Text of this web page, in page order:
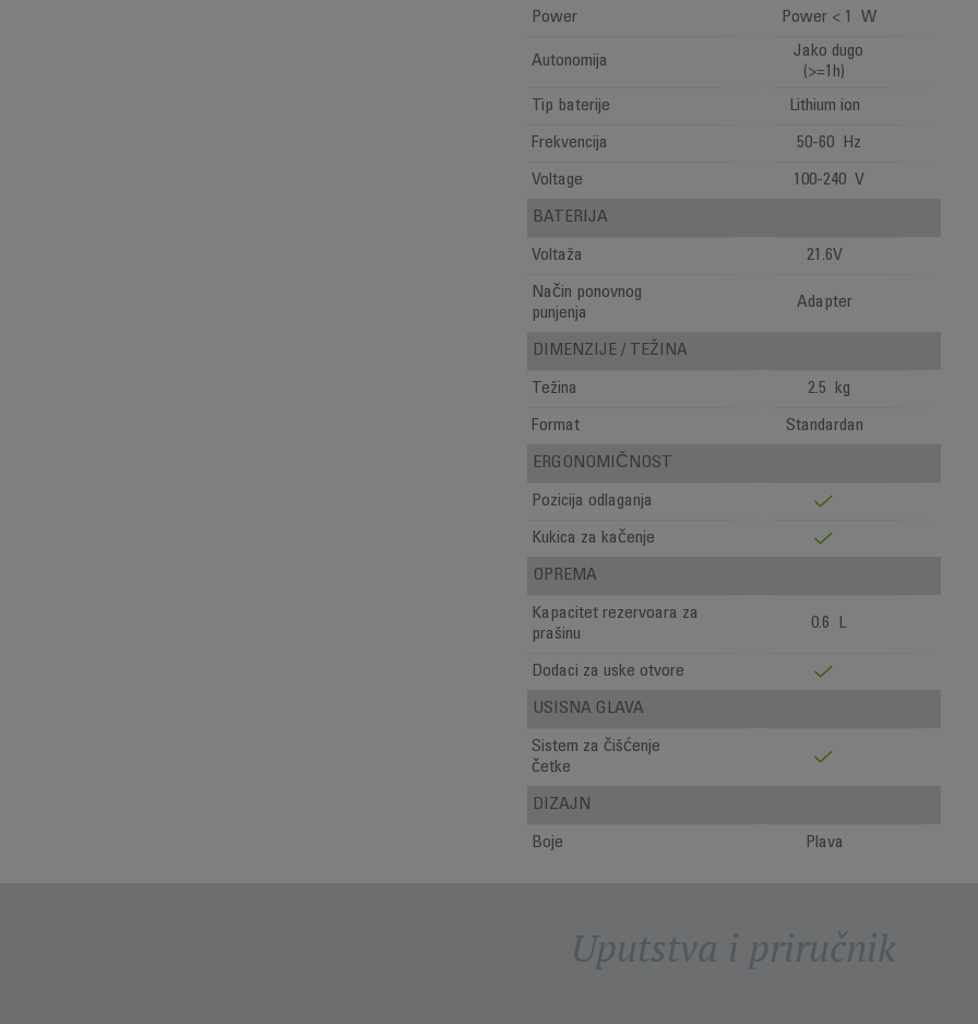
Power
Power < 1 W
Autonomija
Jako dugo
(>=1h)
Tip baterije
Lithium ion
Frekvencija 50-60 Hz
Voltage 100-240 V
BATERIJA
Voltaža 21.6V
Način ponovnog
punjenja
Adapter
DIMENZIJE / TEŽINA
Težina 2.5 kg
Format Standardan
ERGONOMIČNOST
Pozicija odlaganja
Kukica za kačenje
OPREMA
Kapacitet rezervoara za
prašinu
0.6 L
Dodaci za uske otvore
USISNA GLAVA
Sistem za čišćenje
četke
DIZAJN
Boje Plava
Uputstva i priručnik